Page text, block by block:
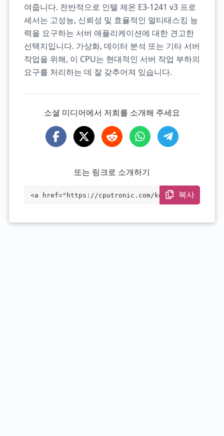
여줍니다. 전반적으로 인텔 제온 E3-1241 v3 프로
세서는 고성능, 신뢰성 및 효율적인 멀티태스킹 능
력을 요구하는 서버 애플리케이션에 대한 견고한
선택지입니다. 가상화, 데이터 분석 또는 기타 서버
작업을 위해, 이 CPU는 현대적인 서버 작업 부하의
요구를 처리하는 데 잘 갖추어져 있습니다.
소셜 미디어에서 저희를 소개해 주세요
또는 링크로 소개하기
<a href="https://cputronic.com/ko/cpu/in
복사